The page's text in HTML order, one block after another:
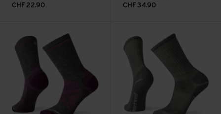
CHF 22.90 CHF 34.90